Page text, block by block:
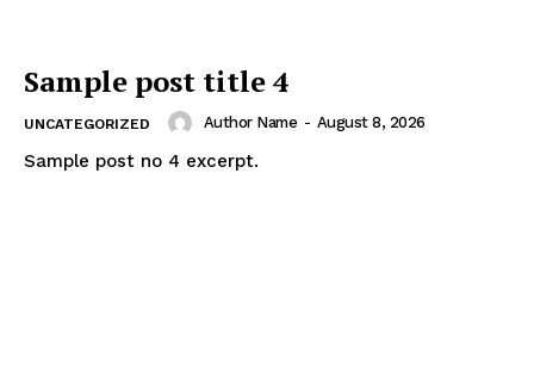
Sample post title 4
UNCATEGORIZED Author Name - August 8, 2026
Sample post no 4 excerpt.